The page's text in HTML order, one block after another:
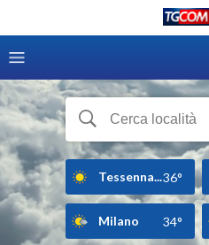
Tessenna...36°
Milano 34°